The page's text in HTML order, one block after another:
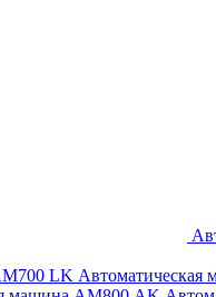
LK Автоматическая